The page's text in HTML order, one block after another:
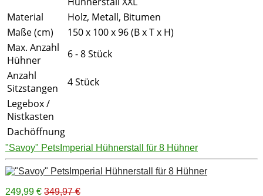
Material
Holz, Metall, Bitumen
Maße (cm)
150 x 100 x 96 (B x T x H)
Max. Anzahl
Hühner
6 - 8 Stück
Anzahl
Sitzstangen
4 Stück
Legebox /
Nistkasten
Dachöffnung
"Savoy" PetsImperial Hühnerstall für 8 Hühner
249,99 € 349,97 €